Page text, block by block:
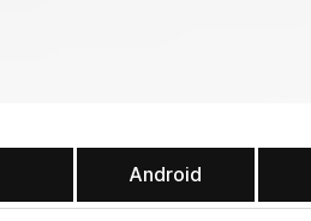
Android